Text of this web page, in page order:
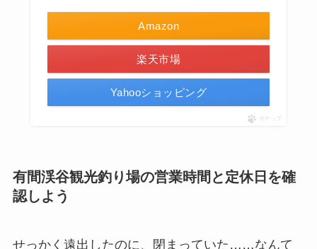
Amazon
楽天市場
Yahooショッピング
ポチップ
有間渓谷観光釣り場の営業時間と定休日を確
認しよう
せっかく遠出したのに、閉まっていた……なんて